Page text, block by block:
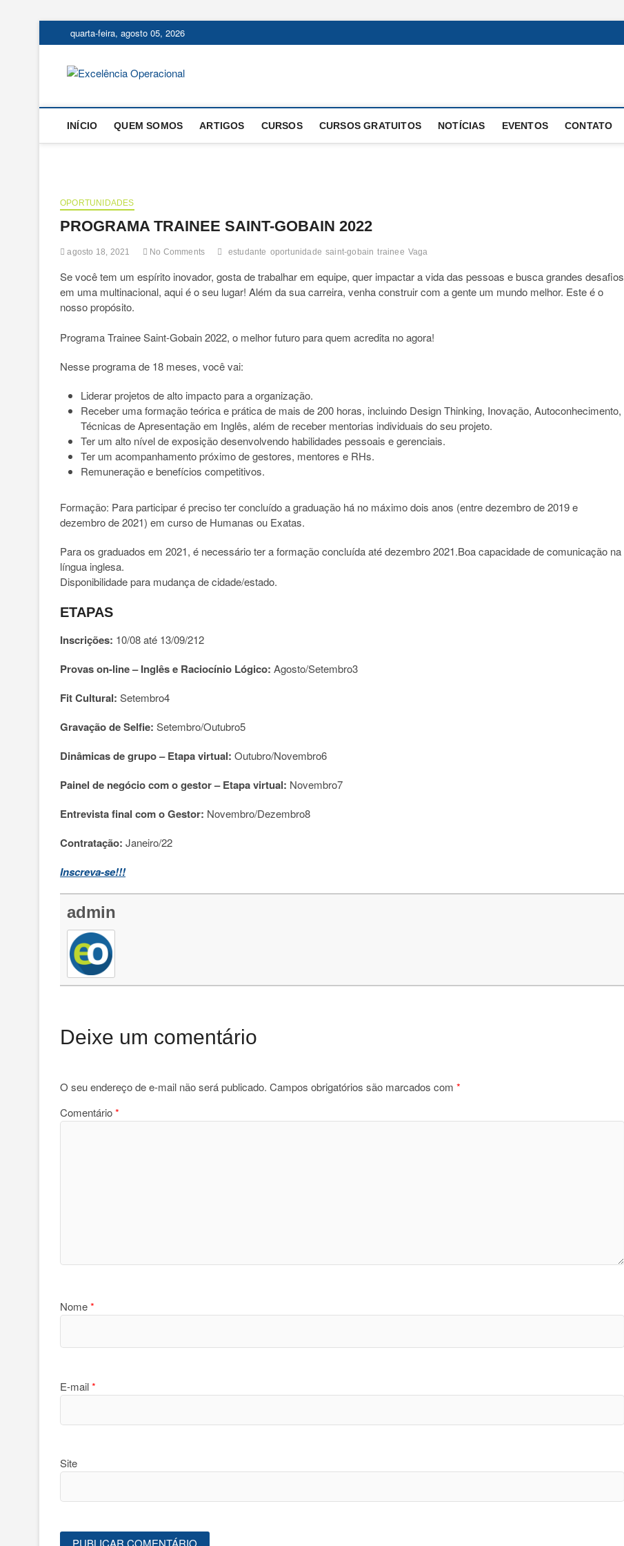
to
quarta-feira, agosto 05, 2026
INÍCIO QUEM SOMOS ARTIGOS CURSOS CURSOS GRATUITOS NOTÍCIAS EVENTOS CONTATO
OPORTUNIDADES
PROGRAMA TRAINEE SAINT-GOBAIN 2022
agosto 18, 2021 No Comments estudante oportunidade saint-gobain trainee Vaga
Se você tem um espírito inovador, gosta de trabalhar em equipe, quer impactar a vida das pessoas e busca grandes desafios
em uma multinacional, aqui é o seu lugar! Além da sua carreira, venha construir com a gente um mundo melhor. Este é o
nosso propósito.
Programa Trainee Saint-Gobain 2022, o melhor futuro para quem acredita no agora!
Nesse programa de 18 meses, você vai:
Liderar projetos de alto impacto para a organização.
Receber uma formação teórica e prática de mais de 200 horas, incluindo Design Thinking, Inovação, Autoconhecimento,
Técnicas de Apresentação em Inglês, além de receber mentorias individuais do seu projeto.
Ter um alto nível de exposição desenvolvendo habilidades pessoais e gerenciais.
Ter um acompanhamento próximo de gestores, mentores e RHs.
Remuneração e benefícios competitivos.
Formação: Para participar é preciso ter concluído a graduação há no máximo dois anos (entre dezembro de 2019 e
dezembro de 2021) em curso de Humanas ou Exatas.
Para os graduados em 2021, é necessário ter a formação concluída até dezembro 2021.Boa capacidade de comunicação na
língua inglesa.
Disponibilidade para mudança de cidade/estado.
ETAPAS
Inscrições: 10/08 até 13/09/212
Provas on-line – Inglês e Raciocínio Lógico: Agosto/Setembro3
Fit Cultural: Setembro4
Gravação de Selfie: Setembro/Outubro5
Dinâmicas de grupo – Etapa virtual: Outubro/Novembro6
Painel de negócio com o gestor – Etapa virtual: Novembro7
Entrevista final com o Gestor: Novembro/Dezembro8
Contratação: Janeiro/22
Inscreva-se!!!
admin
Deixe um comentário
O seu endereço de e-mail não será publicado. Campos obrigatórios são marcados com *
Comentário*
Nome*
E-mail*
Site